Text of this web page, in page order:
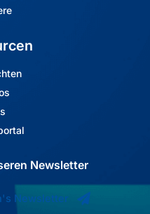
Newsletter
Newsletter